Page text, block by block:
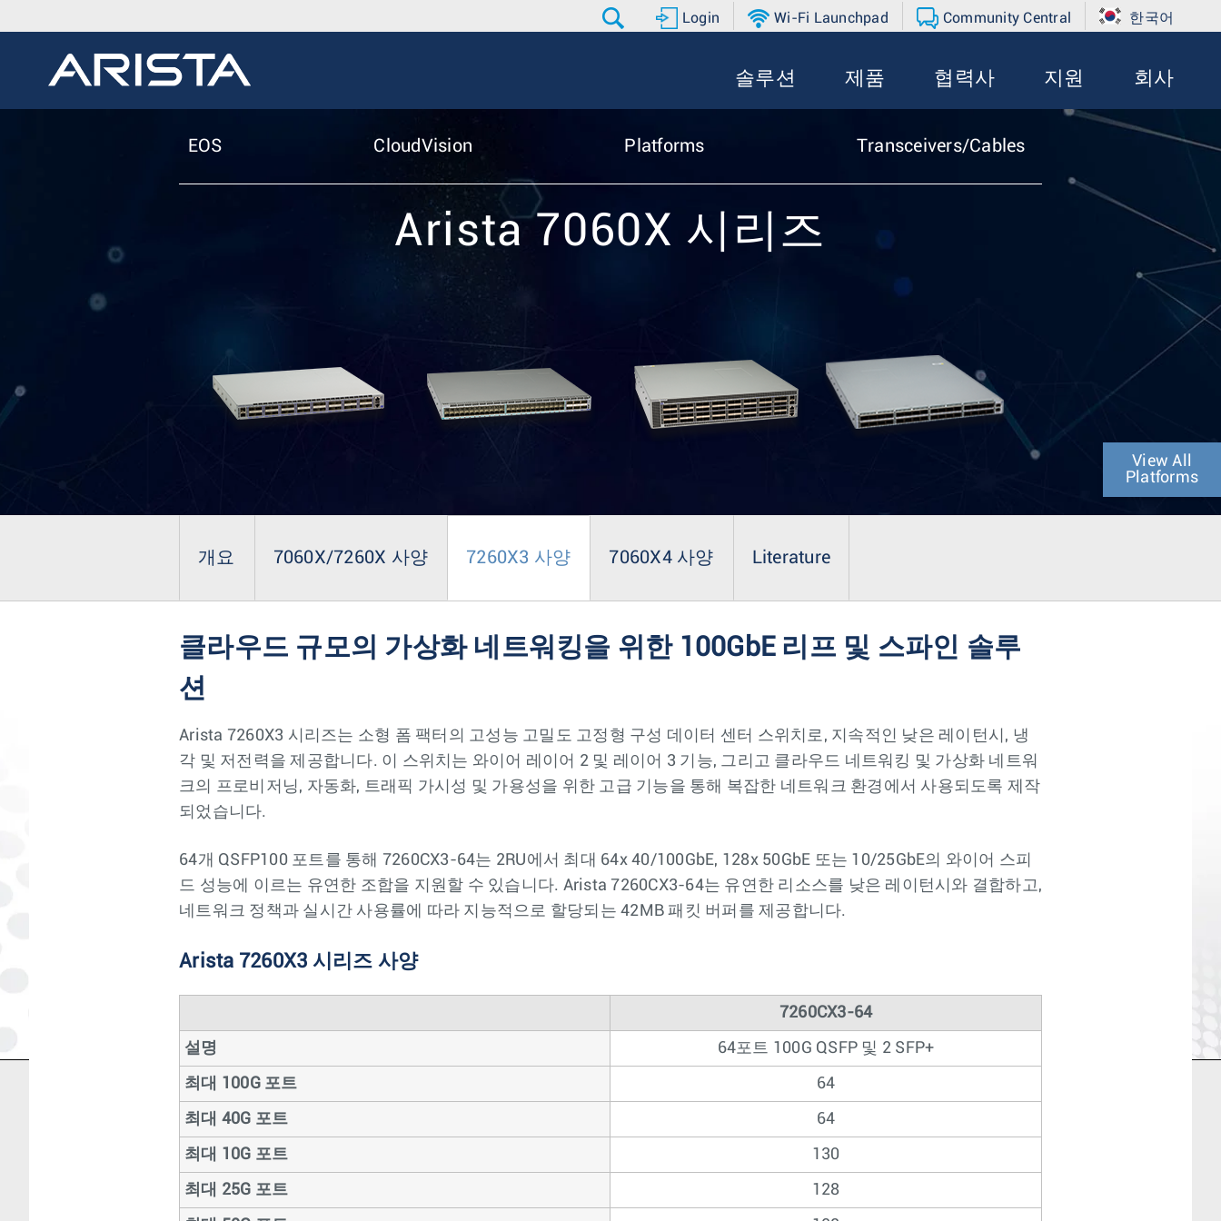
Login Wi-Fi Launchpad Community Central 한국어
솔루션 제품 협력사 지원 회사
EOS CloudVision Platforms Transceivers/Cables
Arista 7060X 시리즈
View All
Platforms
개요 7060X/7260X 사양 7260X3 사양 7060X4 사양 Literature
클라우드 규모의 가상화 네트워킹을 위한 100GbE 리프 및 스파인 솔루
션
Arista 7260X3 시리즈는 소형 폼 팩터의 고성능 고밀도 고정형 구성 데이터 센터 스위치로, 지속적인 낮은 레이턴시, 냉
각 및 저전력을 제공합니다. 이 스위치는 와이어 레이어 2 및 레이어 3 기능, 그리고 클라우드 네트워킹 및 가상화 네트워
크의 프로비저닝, 자동화, 트래픽 가시성 및 가용성을 위한 고급 기능을 통해 복잡한 네트워크 환경에서 사용되도록 제작
되었습니다.
64개 QSFP100 포트를 통해 7260CX3-64는 2RU에서 최대 64x 40/100GbE, 128x 50GbE 또는 10/25GbE의 와이어 스피
드 성능에 이르는 유연한 조합을 지원할 수 있습니다. Arista 7260CX3-64는 유연한 리소스를 낮은 레이턴시와 결합하고,
네트워크 정책과 실시간 사용률에 따라 지능적으로 할당되는 42MB 패킷 버퍼를 제공합니다.
Arista 7260X3 시리즈 사양
7260CX3-64
설명 64포트 100G QSFP 및 2 SFP+
최대 100G 포트 64
최대 40G 포트 64
최대 10G 포트 130
최대 25G 포트 128